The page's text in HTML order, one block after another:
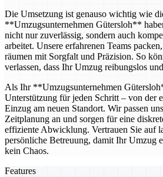
Die Umsetzung ist genauso wichtig wie
**Umzugsunternehmen Gütersloh**
nicht nur zuverlässig, sondern auch
arbeitet. Unsere erfahrenen Teams
räumen mit Sorgfalt und Präzision. So
verlassen, dass Ihr Umzug reibungslos
Als Ihr **Umzugsunternehmen
Unterstützung für jeden Schritt – von der
Einzug am neuen Standort. Wir passen
Zeitplanung an und sorgen für eine
effiziente Abwicklung. Vertrauen Sie auf
persönliche Betreuung, damit Ihr Umzug
kein Chaos.
Features